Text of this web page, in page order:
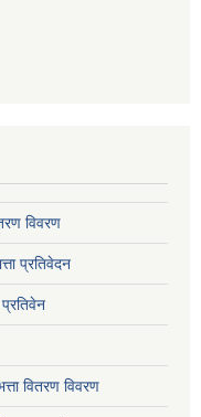
विवरण
प्रतिवेदन
वितरण विवरण